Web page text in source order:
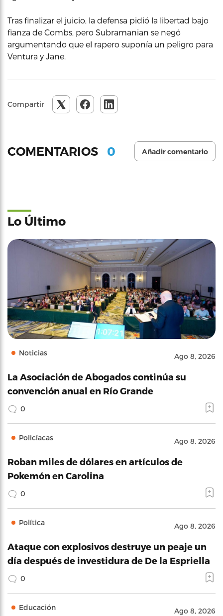
Tras finalizar el juicio, la defensa pidió la libertad bajo
fianza de Combs, pero Subramanian se negó
argumentando que el rapero suponía un peligro para
Ventura y Jane.
Compartir
COMENTARIOS 0 Añadir comentario
Lo Último
Noticias Ago 8, 2026
La Asociación de Abogados continúa su
convención anual en Río Grande
0
Policíacas Ago 8, 2026
Roban miles de dólares en artículos de
Pokemón en Carolina
0
Política Ago 8, 2026
Ataque con explosivos destruye un peaje un
día después de investidura de De la Espriella
0
Educación Ago 8, 2026